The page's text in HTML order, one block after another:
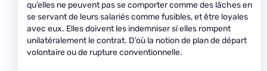
qu’elles ne peuvent pas se comporter comme des lâches en
se servant de leurs salariés comme fusibles, et être loyales
avec eux. Elles doivent les indemniser si elles rompent
unilatéralement le contrat. D’où la notion de plan de départ
volontaire ou de rupture conventionnelle.